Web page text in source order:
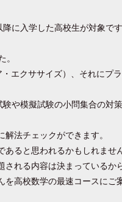
に入学した高校生が対象です
。
エクササイズ）、それにプ
や模擬試験の小問集合の対
法チェックができます。
あると思われるかもしれませ
れる内容は決まっているか
高校数学の最速コースにご